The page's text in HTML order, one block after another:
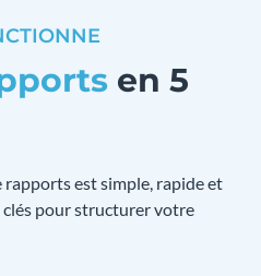
en 5
rapports est simple, rapide et
clés pour structurer votre